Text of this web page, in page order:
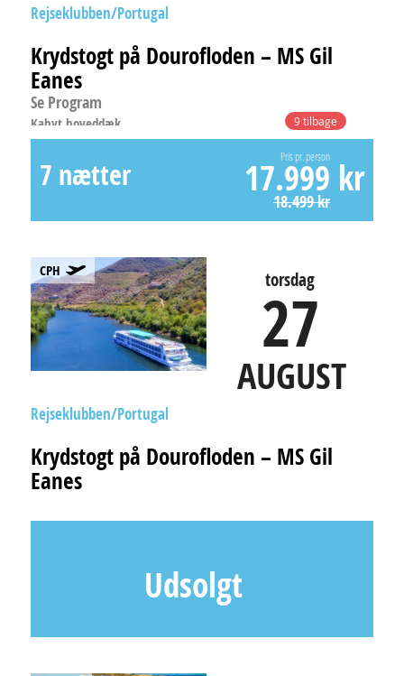
Rejseklubben Portugal
Krydstogt på Dourofloden – MS Gil
Eanes
Se Program
Kahyt hoveddæk 9 tilbage
7 nætter Pris pr. person
17.999 kr
18.499 kr
CPH torsdag
27
AUGUST
Rejseklubben Portugal
Krydstogt på Dourofloden – MS Gil
Eanes
Udsolgt